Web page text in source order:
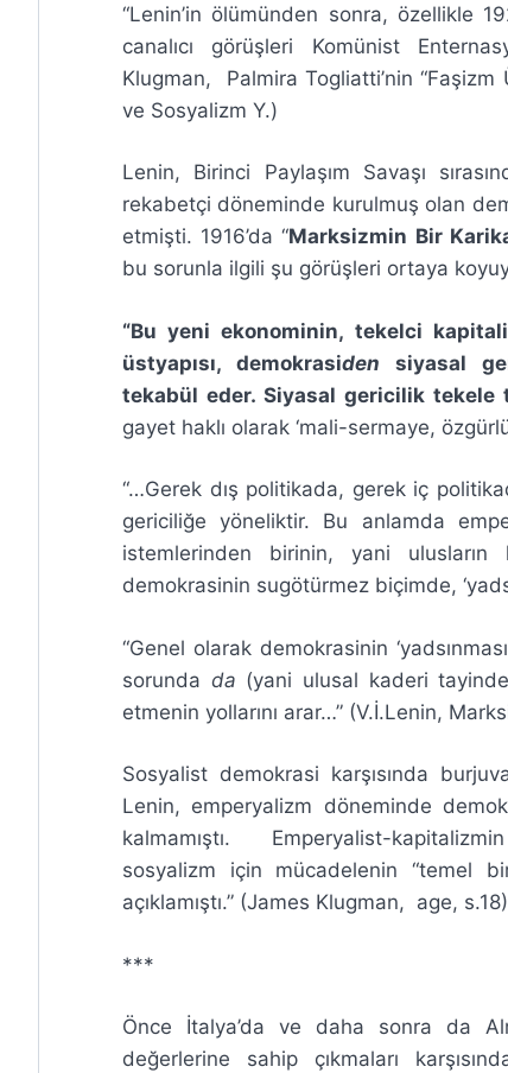
“Lenin’in ölümünden sonra, özellikle
canalıcı görüşleri Komünist
Klugman, Palmira Togliatti’nin “Faşizm
ve Sosyalizm Y.)
Lenin, Birinci Paylaşım Savaşı
rekabetçi döneminde kurulmuş olan
etmişti. 1916’da “Marksizmin Bir
bu sorunla ilgili şu görüşleri ortaya
“Bu yeni ekonominin, tekelci
üstyapısı, demokrasiden siyasal
tekabül eder. Siyasal gericilik tekele
gayet haklı olarak ‘mali-sermaye,
“…Gerek dış politikada, gerek iç
gericiliğe yöneliktir. Bu anlamda
istemlerinden birinin, yani
demokrasinin sugötürmez biçimde,
“Genel olarak demokrasinin
sorunda da (yani ulusal kaderi tayinde
etmenin yollarını arar…” (V.İ.Lenin,
Sosyalist demokrasi karşısında
Lenin, emperyalizm döneminde
kalmamıştı. Emperyalist-
sosyalizm için mücadelenin “temel
açıklamıştı.” (James Klugman, age,
***
Önce İtalya’da ve daha sonra da
değerlerine sahip çıkmaları